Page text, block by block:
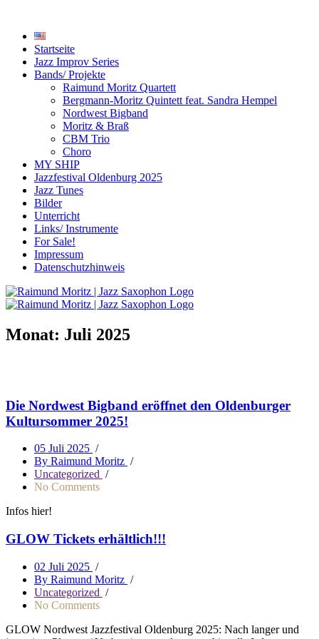
Startseite
Jazz Improv Series
Bands/ Projekte
Raimund Moritz Quartett
Bergmann-Moritz Quintett feat. Sandra Hempel
Nordwest Bigband
Moritz & Braß
CBM Trio
Choro
MY SHIP
Jazzfestival Oldenburg 2025
Jazz Tunes
Bilder
Unterricht
Links/ Instrumente
For Sale!
Impressum
Datenschutzhinweis
Monat: Juli 2025
Die Nordwest Bigband eröffnet den Oldenburger
Kultursommer 2025!
05 Juli 2025 /
By Raimund Moritz /
Uncategorized /
No Comments
Infos hier!
GLOW Tickets erhältlich!!!
02 Juli 2025 /
By Raimund Moritz /
Uncategorized /
No Comments
GLOW Nordwest Jazzfestival Oldenburg 2025: Nach langer und